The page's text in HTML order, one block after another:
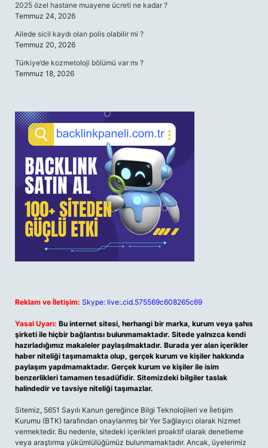
2025 özel hastane muayene ücreti ne kadar ?
Temmuz 24, 2026
Ailede sicil kaydı olan polis olabilir mi ?
Temmuz 20, 2026
Türkiye’de kozmetoloji bölümü var mı ?
Temmuz 18, 2026
Reklam ve İletişim: Skype: live:.cid.575569c608265c69
Yasal Uyarı: Bu internet sitesi, herhangi bir marka, kurum veya şahıs
şirketi ile hiçbir bağlantısı bulunmamaktadır. Sitede yalnızca kendi
hazırladığımız makaleler paylaşılmaktadır. Burada yer alan içerikler
haber niteliği taşımamakta olup, gerçek kurum ve kişiler hakkında
paylaşım yapılmamaktadır. Gerçek kurum ve kişiler ile isim
benzerlikleri tamamen tesadüfidir. Sitemizdeki bilgiler taslak
halindedir ve tavsiye niteliği taşımazlar.
Sitemiz, 5651 Sayılı Kanun gereğince Bilgi Teknolojileri ve İletişim
Kurumu (BTK) tarafından onaylanmış bir Yer Sağlayıcı olarak hizmet
vermektedir. Bu nedenle, sitedeki içerikleri proaktif olarak denetleme
veya araştırma yükümlülüğümüz bulunmamaktadır. Ancak, üyelerimiz